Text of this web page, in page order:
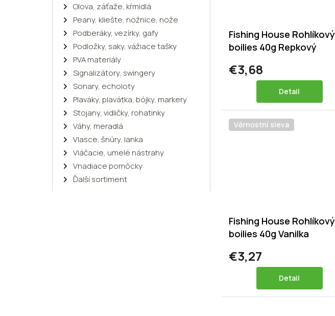
Olova, záťaže, kŕmidlá
Peany, kliešte, nožnice, nože
Podberáky, vezírky, gafy
Podložky, saky, vážiace tašky
PVA materiály
Signalizátory, swingery
Sonary, echoloty
Plaváky, plavátka, bójky, markery
Stojany, vidličky, rohatinky
Váhy, meradlá
Vlasce, šnúry, lanka
Vláčacie, umelé nástrahy
Vnadiace pomôcky
Ďalší sortiment
Fishing House Rohlíkový
boilies 40g Repkový
€3,68
Detail
Věrnostní sleva
Fishing House Rohlíkový
boilies 40g Vanilka
€3,27
Detail